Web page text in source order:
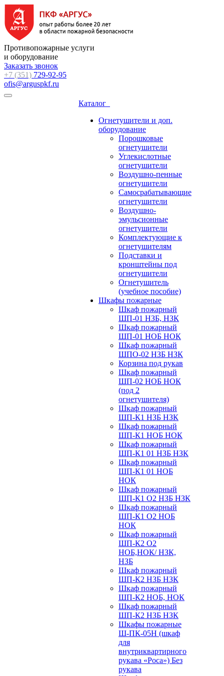
Противопожарные услуги
и оборудование
Заказать звонок
+7 (351) 729-92-95
ofis@arguspkf.ru
Каталог
Огнетушители и доп.
оборудование
Порошковые
огнетушители
Углекислотные
огнетушители
Воздушно-пенные
огнетушители
Самосрабатывающие
огнетушители
Воздушно-
эмульсионные
огнетушители
Комплектующие к
огнетушителям
Подставки и
кронштейны под
огнетушители
Огнетушитель
(учебное пособие)
Шкафы пожарные
Шкаф пожарный
ШП-01 НЗБ, НЗК
Шкаф пожарный
ШП-01 НОБ НОК
Шкаф пожарный
ШПО-02 НЗБ НЗК
Корзина под рукав
Шкаф пожарный
ШП-02 НОБ НОК
(под 2
огнетушителя)
Шкаф пожарный
ШП-К1 НЗБ НЗК
Шкаф пожарный
ШП-К1 НОБ НОК
Шкаф пожарный
ШП-К1 01 НЗБ НЗК
Шкаф пожарный
ШП-К1 01 НОБ
НОК
Шкаф пожарный
ШП-К1 О2 НЗБ НЗК
Шкаф пожарный
ШП-К1 О2 НОБ
НОК
Шкаф пожарный
ШП-К2 О2
НОБ,НОК/ НЗК,
НЗБ
Шкаф пожарный
ШП-К2 НЗБ НЗК
Шкаф пожарный
ШП-К2 НОБ, НОК
Шкаф пожарный
ШП-К2 НЗБ НЗК
Шкафы пожарные
Ш-ПК-05Н (шкаф
для
внутриквартирного
рукава «Роса») Без
рукава